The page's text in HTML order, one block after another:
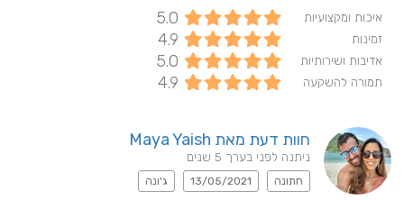
איכות ומקצועיות 5.0
זמינות 4.9
אדיבות ושירותיות 5.0
תמורה להשקעה 4.9
חוות דעת מאת Maya Yaish
ניתנה לפני בערך 5 שנים
חתונה 13/05/2021 ג'ונה